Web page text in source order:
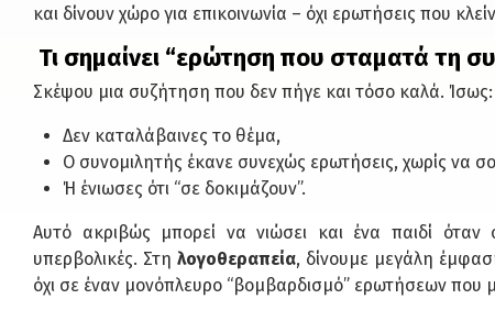
και δίνουν χώρο για επικοινωνία – όχι ερωτήσεις που
Τι σημαίνει “ερώτηση που σταματά τη
Σκέψου μια συζήτηση που δεν πήγε και τόσο καλά. Ίσως:
Δεν καταλάβαινες το θέμα,
Ο συνομιλητής έκανε συνεχώς ερωτήσεις, χωρίς να
Ή ένιωσες ότι “σε δοκιμάζουν”.
Αυτό ακριβώς μπορεί να νιώσει και ένα παιδί
υπερβολικές. Στη λογοθεραπεία, δίνουμε μεγάλη
όχι σε έναν μονόπλευρο “βομβαρδισμό” ερωτήσεων που